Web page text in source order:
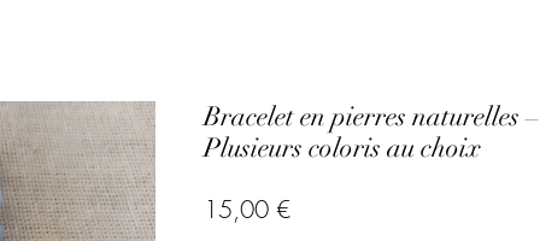
Bracelet en pierres naturelles –
Plusieurs coloris au choix
15,00 €Prix